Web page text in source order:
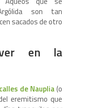
son tan
sacados de otro
en la
calles de Nauplia(o
eremitismo que